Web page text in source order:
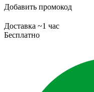
Добавить промокод
Доставка ~1 час
Бесплатно